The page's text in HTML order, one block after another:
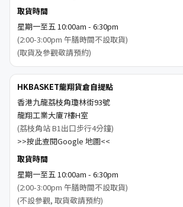
取貨時間
星期一至五 10:00am - 6:30pm
(2:00-3:00pm 午膳時間不設取貨)
(取貨及參觀敬請預約)
HKBASKET龍翔貨倉自提點
香港九龍荔枝角瓊林街93號
龍翔工業大廈7樓H室
(荔枝角站 B1出口步行4分鐘)
>>按此查閱Google 地圖<<
取貨時間
星期一至五 10:00am - 6:30pm
(2:00-3:00pm 午膳時間不設取貨)
(不設參觀, 取貨敬請預約)